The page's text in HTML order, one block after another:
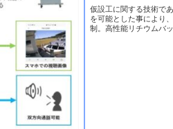
仮設工に関する技術で
を可能とした事により
制。高性能リチウムバ